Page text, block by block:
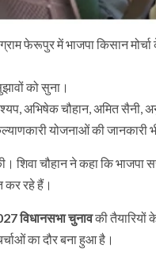
फेरूपुर में भाजपा किसान
को सुना।
अभिषेक चौहान, अमित सैनी,
योजनाओं की जानकारी
शिवा चौहान ने कहा कि
कर रहे हैं।
विधानसभा चुनावकी तैयारियों
का दौर बना हुआ है।